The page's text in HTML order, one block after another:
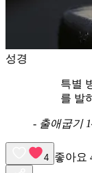
성경
특별
를 발
- 출애굽기
4 좋아요